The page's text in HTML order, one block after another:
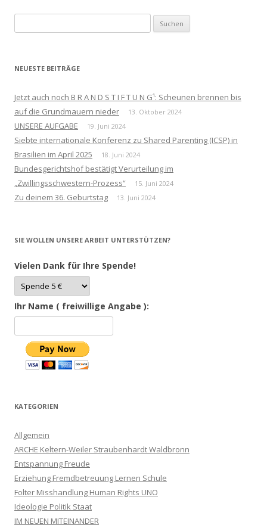
nach:
NEUESTE BEITRÄGE
Jetzt auch noch B R A N D S T I F T U N G¹: Scheunen brennen bis
auf die Grundmauern nieder
13. Oktober 2024
UNSERE AUFGABE 19. Juni 2024
Siebte internationale Konferenz zu Shared Parenting (ICSP) in
Brasilien im April 2025
18. Juni 2024
Bundesgerichtshof bestätigt Verurteilung im
„Zwillingsschwestern-Prozess“
15. Juni 2024
Zu deinem 36. Geburtstag 13. Juni 2024
SIE WOLLEN UNSERE ARBEIT UNTERSTÜTZEN?
Vielen Dank für Ihre Spende!
Ihr Name ( freiwillige Angabe ):
KATEGORIEN
Allgemein
ARCHE Keltern-Weiler Straubenhardt Waldbronn
Entspannung Freude
Erziehung Fremdbetreuung Lernen Schule
Folter Misshandlung Human Rights UNO
Ideologie Politik Staat
IM NEUEN MITEINANDER